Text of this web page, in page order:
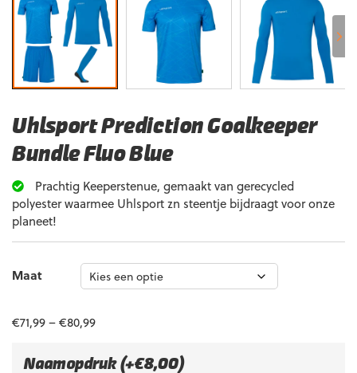
Uhlsport Prediction Goalkeeper
Bundle Fluo Blue
Prachtig Keeperstenue, gemaakt van gerecycled
polyester waarmee Uhlsport zn steentje bijdraagt voor onze
planeet!
Maat
€71,99–€80,99
Naamopdruk (+€8,00)